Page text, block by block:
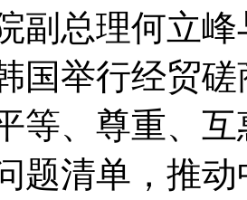
副总理何立
国举行经贸
等、尊重、
题清单，推